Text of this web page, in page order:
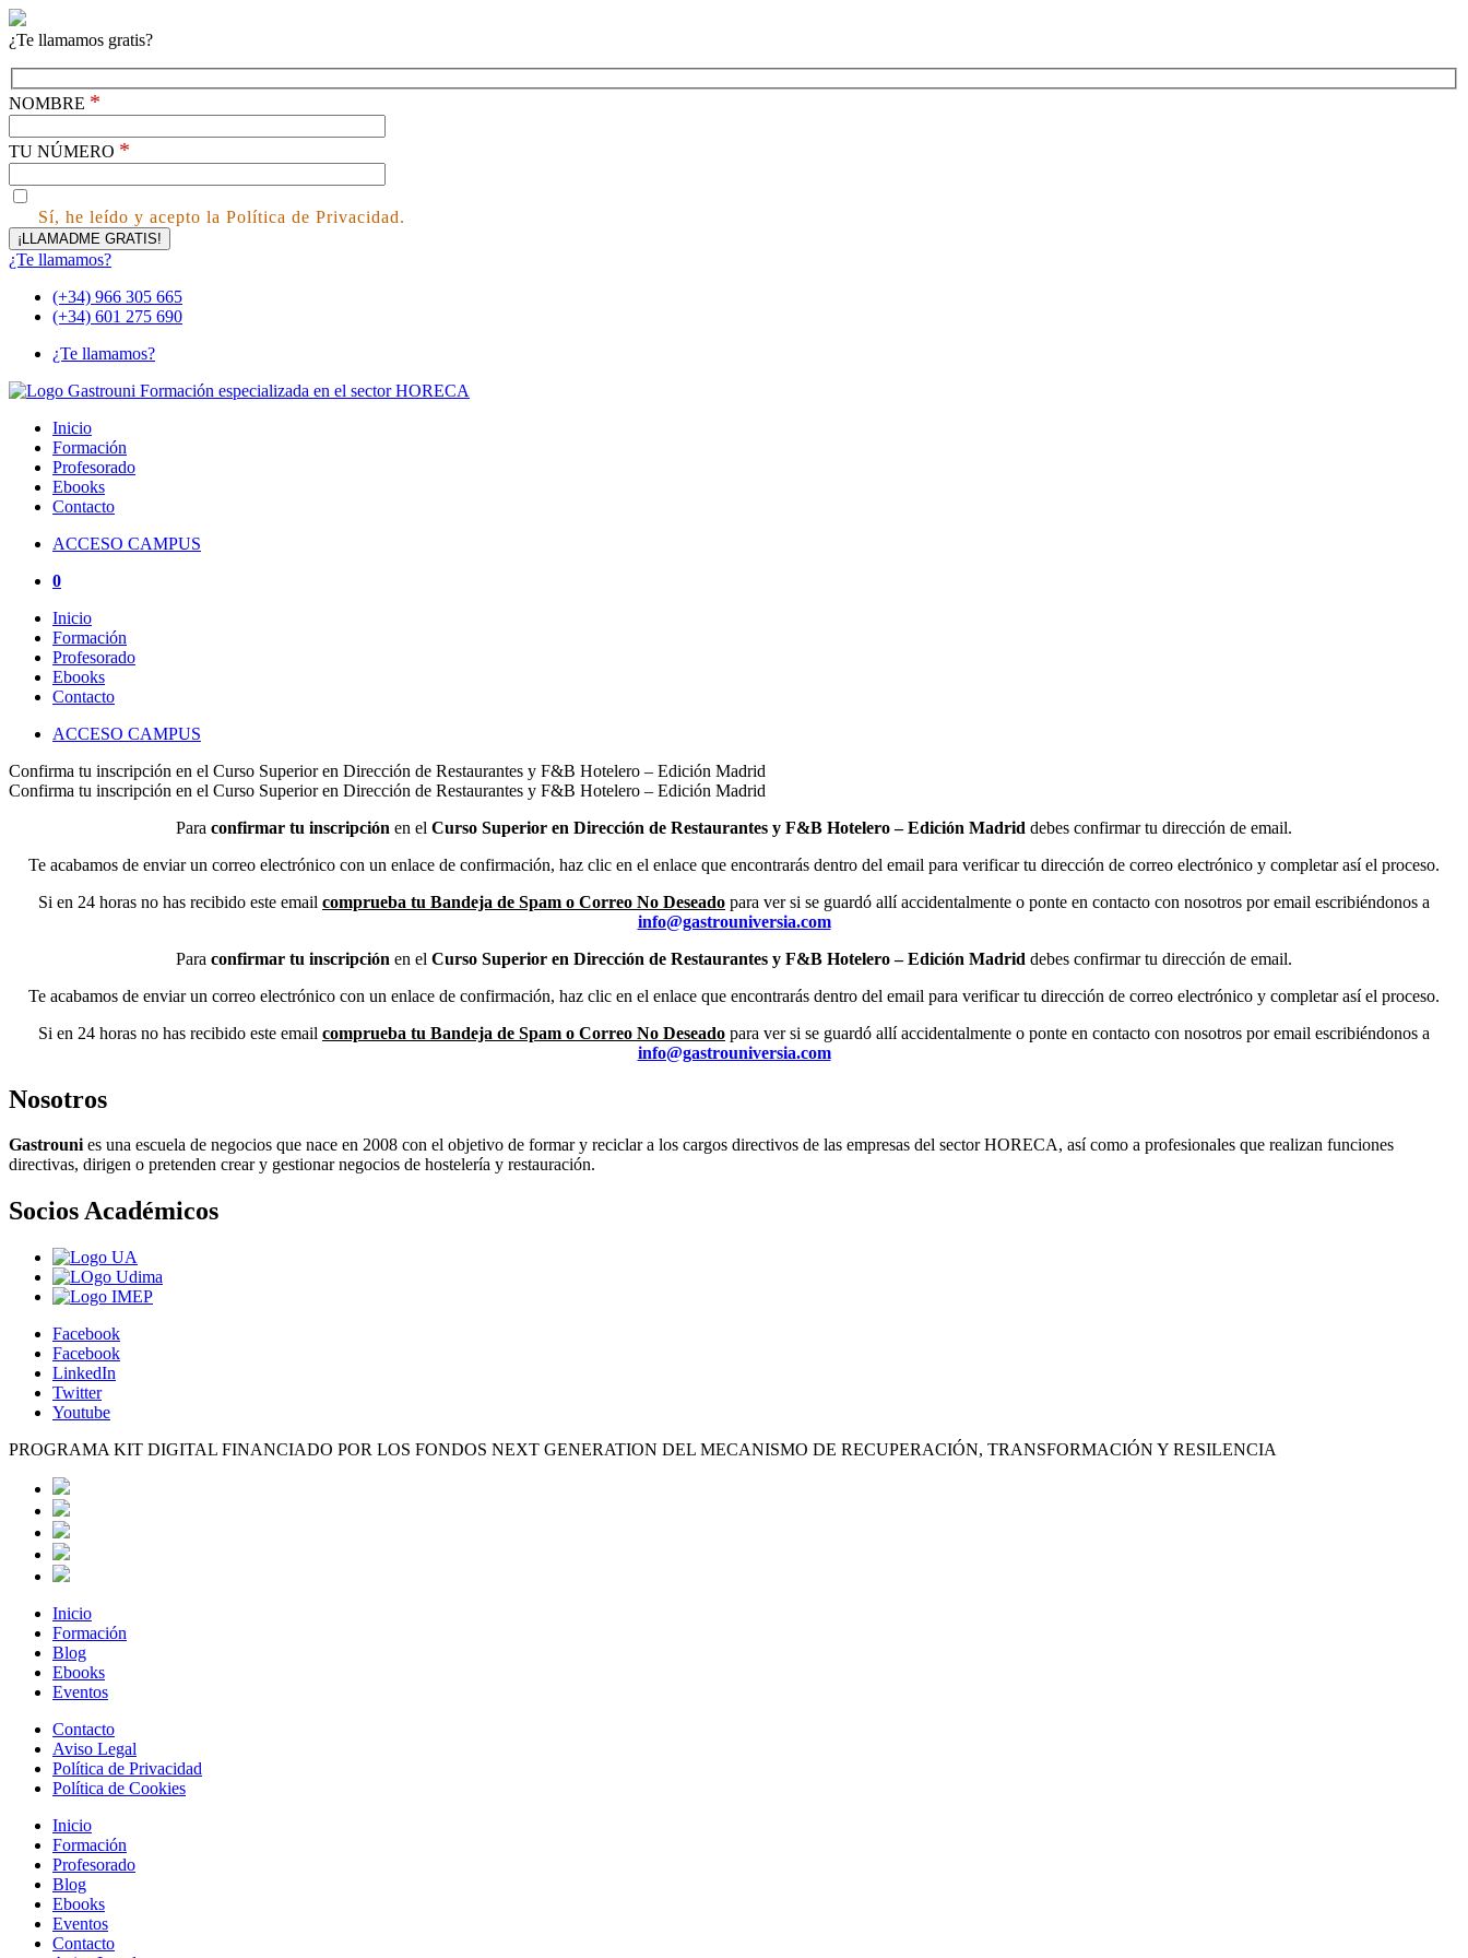
¿Te llamamos gratis?
NOMBRE *
TU NÚMERO *
Sí, he leído y acepto la Política de Privacidad.
¿Te llamamos?
(+34) 966 305 665
(+34) 601 275 690
¿Te llamamos?
Inicio
Formación
Profesorado
Ebooks
Contacto
ACCESO CAMPUS
0
Inicio
Formación
Profesorado
Ebooks
Contacto
ACCESO CAMPUS
Confirma tu inscripción en el Curso Superior en Dirección de Restaurantes y F&B Hotelero – Edición Madrid
Confirma tu inscripción en el Curso Superior en Dirección de Restaurantes y F&B Hotelero – Edición Madrid
Para confirmar tu inscripción en el Curso Superior en Dirección de Restaurantes y F&B Hotelero – Edición Madrid debes confirmar tu dirección de email.
Te acabamos de enviar un correo electrónico con un enlace de confirmación, haz clic en el enlace que encontrarás dentro del email para verificar tu dirección de correo electrónico y completar así el proceso.
Si en 24 horas no has recibido este email comprueba tu Bandeja de Spam o Correo No Deseado para ver si se guardó allí accidentalmente o ponte en contacto con nosotros por email escribiéndonos a
info@gastrouniversia.com
Para confirmar tu inscripción en el Curso Superior en Dirección de Restaurantes y F&B Hotelero – Edición Madrid debes confirmar tu dirección de email.
Te acabamos de enviar un correo electrónico con un enlace de confirmación, haz clic en el enlace que encontrarás dentro del email para verificar tu dirección de correo electrónico y completar así el proceso.
Si en 24 horas no has recibido este email comprueba tu Bandeja de Spam o Correo No Deseado para ver si se guardó allí accidentalmente o ponte en contacto con nosotros por email escribiéndonos a
info@gastrouniversia.com
Nosotros
Gastrounies una escuela de negocios que nace en 2008 con el objetivo de formar y reciclar a los cargos directivos de las empresas del sector HORECA, así como a profesionales que realizan funciones
directivas, dirigen o pretenden crear y gestionar negocios de hostelería y restauración.
Socios Académicos
Facebook
Facebook
LinkedIn
Twitter
Youtube
PROGRAMA KIT DIGITAL FINANCIADO POR LOS FONDOS NEXT GENERATION DEL MECANISMO DE RECUPERACIÓN, TRANSFORMACIÓN Y RESILENCIA
Inicio
Formación
Blog
Ebooks
Eventos
Contacto
Aviso Legal
Política de Privacidad
Política de Cookies
Inicio
Formación
Profesorado
Blog
Ebooks
Eventos
Contacto